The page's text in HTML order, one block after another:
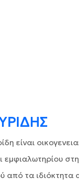
είναι
εμφιαλωτηρίου
από τα ιδιόκτητα